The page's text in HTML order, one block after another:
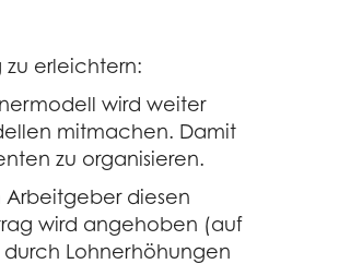
erleichtern:
wird weiter
mitmachen. Damit
zu organisieren.
Arbeitgeber diesen
wird angehoben (auf
Lohnerhöhungen